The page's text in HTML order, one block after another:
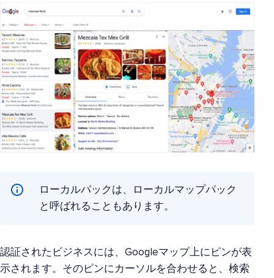
ローカルパックは、ローカルマップパック
と呼ばれることもあります。
認証されたビジネスには、Googleマップ上にピンが表
示されます。そのピンにカーソルを合わせると、検索